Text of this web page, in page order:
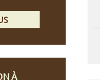
À